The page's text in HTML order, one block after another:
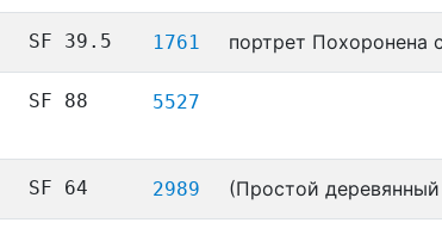
SF 39.5 1761 портрет Похоронена
SF 88 5527
SF 64 2989 (Простой деревянный